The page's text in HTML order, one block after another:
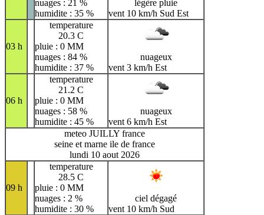
nuages : 21 %
humidite : 35 %
légère pluie
vent 10 km/h Sud Est
03 h
temperature
20.3 C
pluie : 0 MM
nuages : 84 %
humidite : 37 %
nuageux
vent 3 km/h Est
06 h
temperature
21.2 C
pluie : 0 MM
nuages : 58 %
humidite : 45 %
nuageux
vent 6 km/h Est
meteo JUILLY france
seine et marne ile de france
lundi 10 aout 2026
09 h
temperature
28.5 C
pluie : 0 MM
nuages : 2 %
humidite : 30 %
ciel dégagé
vent 10 km/h Sud